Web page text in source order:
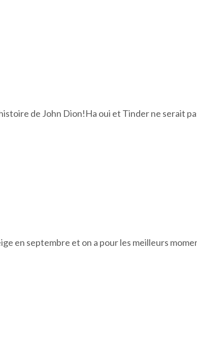
de John Dion!Ha oui et Tinder ne serait
en septembre et on a pour les meilleurs